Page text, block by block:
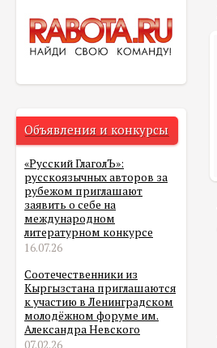
Объявления и конкурсы
«Русский ГлаголЪ»:
русскоязычных авторов за
рубежом приглашают
заявить о себе на
международном
литературном конкурсе
16.07.26
Соотечественники из
Кыргызстана приглашаются
к участию в Ленинградском
молодёжном форуме им.
Александра Невского
07.02.26